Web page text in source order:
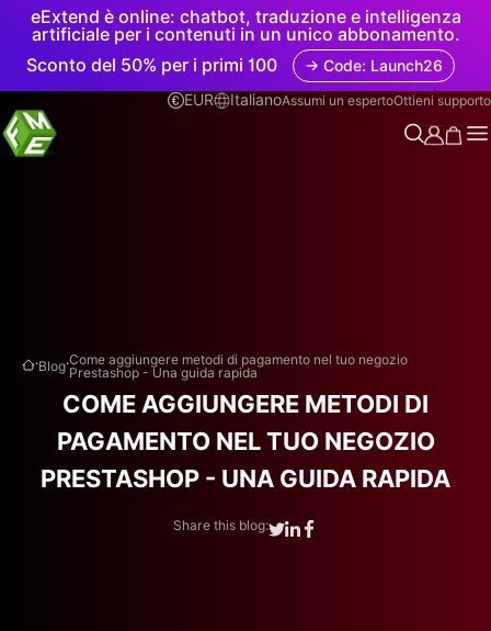
eExtend è online: chatbot, traduzione e intelligenza
artificiale per i contenuti in un unico abbonamento.
Sconto del 50% per i primi 100
→ Code: Launch26
EUR
ItalianoAssumi un espertoOttieni supporto
.Blog.Come aggiungere metodi di pagamento nel tuo negozio
Prestashop - Una guida rapida
COME AGGIUNGERE METODI DI
PAGAMENTO NEL TUO NEGOZIO
PRESTASHOP - UNA GUIDA RAPIDA
Share this blog: